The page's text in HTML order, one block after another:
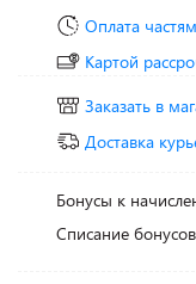
Оплата
Картой
Заказать в
Доставка
Бонусы к
Списание